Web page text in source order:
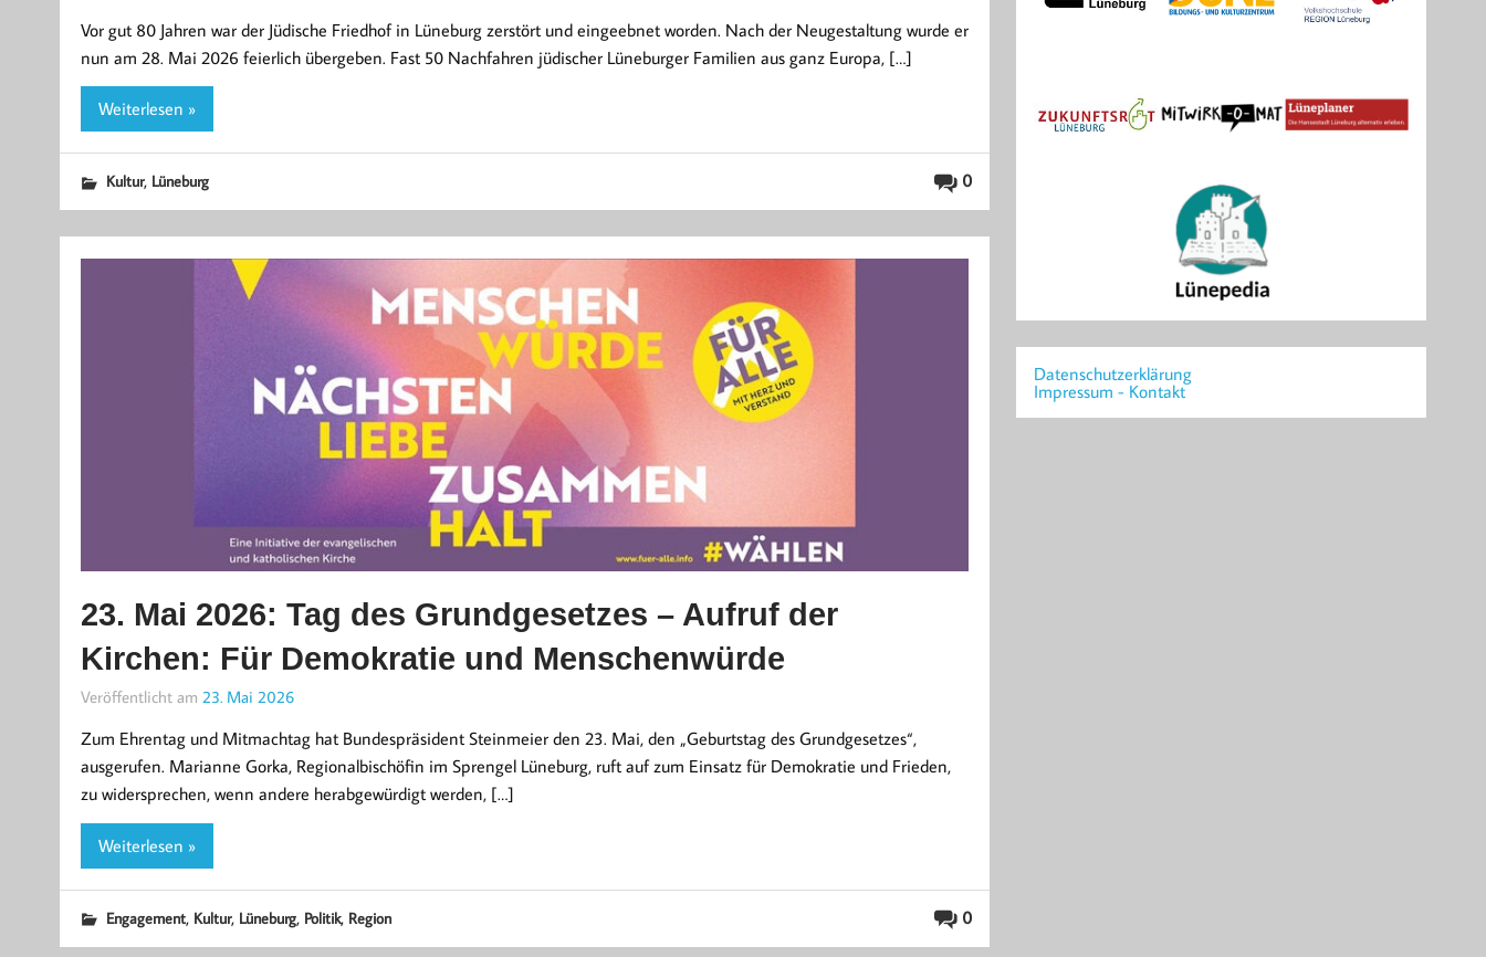
Vor gut 80 Jahren war der Jüdische Friedhof in Lüneburg zerstört und eingeebnet worden. Nach der Neugestaltung wurde er
nun am 28. Mai 2026 feierlich übergeben. Fast 50 Nachfahren jüdischer Lüneburger Familien aus ganz Europa, […]
Weiterlesen »
0
Kultur, Lüneburg
23. Mai 2026: Tag des Grundgesetzes – Aufruf der
Kirchen: Für Demokratie und Menschenwürde
Veröffentlicht am 23. Mai 2026
Zum Ehrentag und Mitmachtag hat Bundespräsident Steinmeier den 23. Mai, den „Geburtstag des Grundgesetzes“,
ausgerufen. Marianne Gorka, Regionalbischöfin im Sprengel Lüneburg, ruft auf zum Einsatz für Demokratie und Frieden,
zu widersprechen, wenn andere herabgewürdigt werden, […]
Weiterlesen »
0
Engagement, Kultur, Lüneburg, Politik, Region
Datenschutzerklärung
Impressum - Kontakt